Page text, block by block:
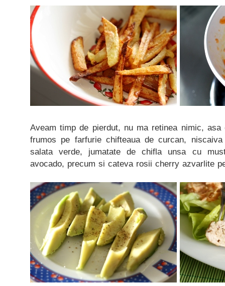
Aveam timp de pierdut, nu ma retinea nimic,
frumos pe farfurie chifteaua de curcan,
salata verde, jumatate de chifla unsa cu
avocado, precum si cateva rosii cherry azvarlite